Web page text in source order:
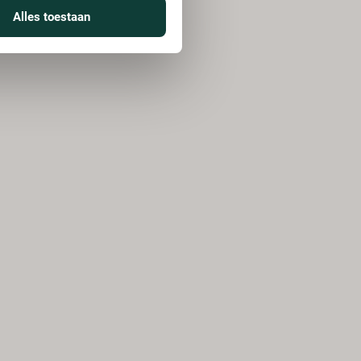
Alles toestaan